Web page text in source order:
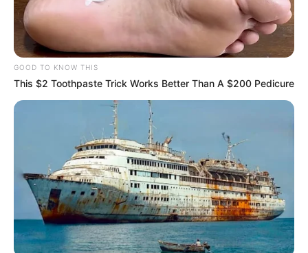
GOOD TO KNOW THIS
This $2 Toothpaste Trick Works Better Than A $200 Pedicure